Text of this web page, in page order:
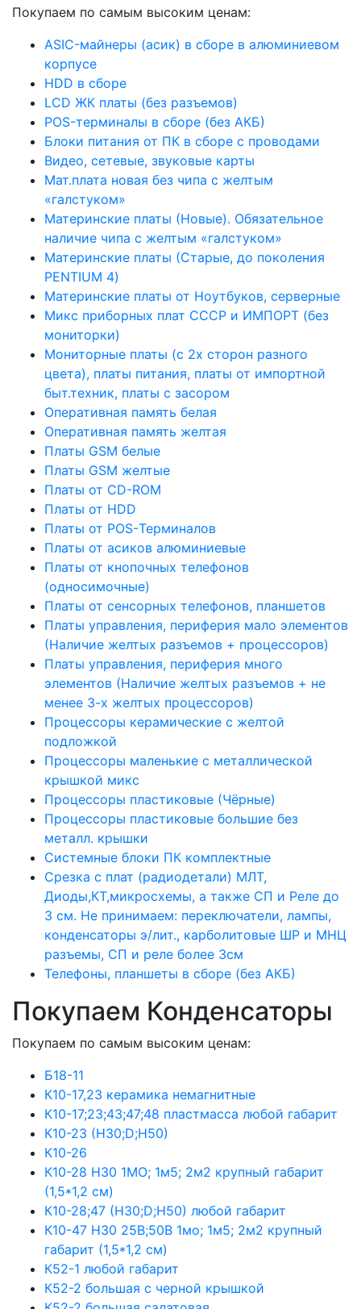
Покупаем по самым высоким ценам:
ASIC-майнеры (асик) в сборе в алюминиевом
корпусе
HDD в сборе
LCD ЖК платы (без разъемов)
POS-терминалы в сборе (без АКБ)
Блоки питания от ПК в сборе с проводами
Видео, сетевые, звуковые карты
Мат.плата новая без чипа с желтым
«галстуком»
Материнские платы (Новые). Обязательное
наличие чипа с желтым «галстуком»
Материнские платы (Старые, до поколения
PENTIUM 4)
Материнские платы от Ноутбуков, серверные
Микс приборных плат СССР и ИМПОРТ (без
мониторки)
Мониторные платы (с 2х сторон разного
цвета), платы питания, платы от импортной
быт.техник, платы с засором
Оперативная память белая
Оперативная память желтая
Платы GSM белые
Платы GSM желтые
Платы от CD-ROM
Платы от HDD
Платы от POS-Терминалов
Платы от асиков алюминиевые
Платы от кнопочных телефонов
(односимочные)
Платы от сенсорных телефонов, планшетов
Платы управления, периферия мало элементов
(Наличие желтых разъемов + процессоров)
Платы управления, периферия много
элементов (Наличие желтых разъемов + не
менее 3-х желтых процессоров)
Процессоры керамические с желтой
подложкой
Процессоры маленькие с металлической
крышкой микс
Процессоры пластиковые (Чёрные)
Процессоры пластиковые большие без
металл. крышки
Системные блоки ПК комплектные
Срезка с плат (радиодетали) МЛТ,
Диоды,КТ,микросхемы, а также СП и Реле до
3 см. Не принимаем: переключатели, лампы,
конденсаторы э/лит., карболитовые ШР и МНЦ
разъемы, СП и реле более 3см
Телефоны, планшеты в сборе (без АКБ)
Покупаем Конденсаторы
Покупаем по самым высоким ценам:
Б18-11
К10-17,23 керамика немагнитные
К10-17;23;43;47;48 пластмасса любой габарит
К10-23 (Н30;D;Н50)
К10-26
К10-28 Н30 1МО; 1м5; 2м2 крупный габарит
(1,5*1,2 см)
К10-28;47 (Н30;D;Н50) любой габарит
К10-47 Н30 25В;50В 1мо; 1м5; 2м2 крупный
габарит (1,5*1,2 см)
К52-1 любой габарит
К52-2 большая с черной крышкой